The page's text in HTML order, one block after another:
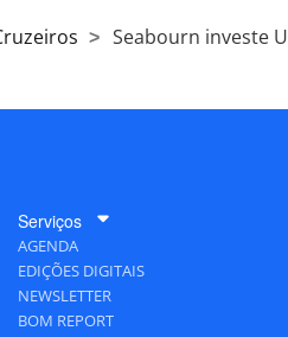
Seabourn investe
Serviços
AGENDA
EDIÇÕES DIGITAIS
NEWSLETTER
BOM REPORT